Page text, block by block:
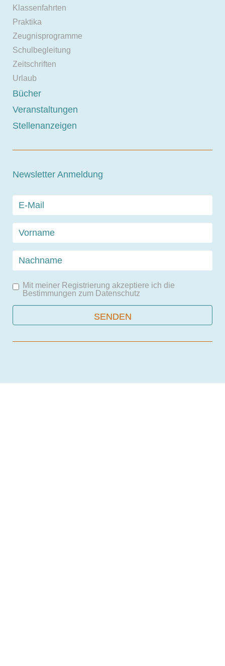
Klassenfahrten
Praktika
Zeugnisprogramme
Schulbegleitung
Zeitschriften
Urlaub
Bücher
Veranstaltungen
Stellenanzeigen
Newsletter Anmeldung
Mit meiner Registrierung akzeptiere ich die
Bestimmungen zum Datenschutz